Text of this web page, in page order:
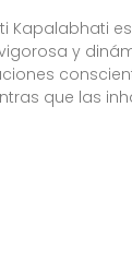
Kapalabhati
y
que las